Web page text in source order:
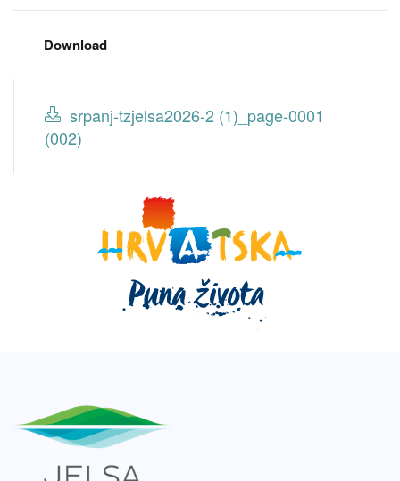
Download
srpanj-tzjelsa2026-2 (1)_page-0001
(002)